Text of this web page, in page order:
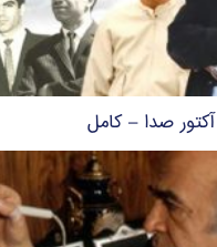
صدا – کامل